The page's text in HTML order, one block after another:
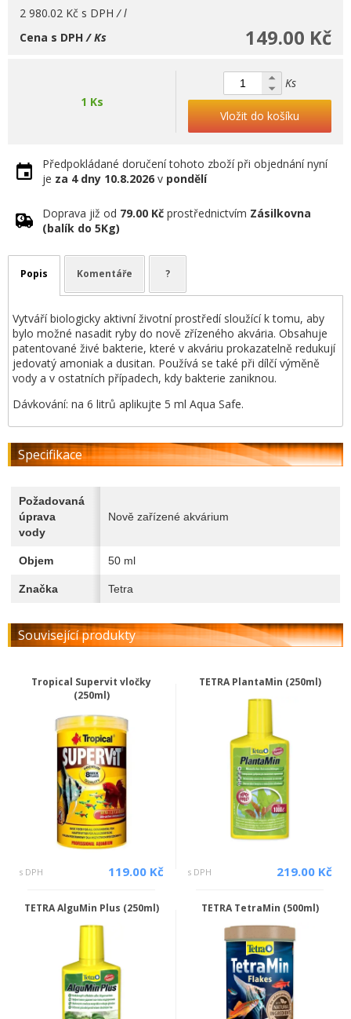
2 980.02 Kč s DPH / l
149.00 Kč
Cena s DPH/ Ks
1 Ks
Ks
Vložit do košíku
Předpokládané doručení tohoto zboží při objednání nyní
je za 4 dny 10.8.2026 v pondělí
Doprava již od 79.00 Kč prostřednictvím Zásilkovna
(balík do 5Kg)
Popis Komentáře ?
Vytváří biologicky aktivní životní prostředí sloužící k tomu, aby
bylo možné nasadit ryby do nově zřízeného akvária. Obsahuje
patentované živé bakterie, které v akváriu prokazatelně redukují
jedovatý amoniak a dusitan. Používá se také při dílčí výměně
vody a v ostatních případech, kdy bakterie zaniknou.
Dávkování: na 6 litrů aplikujte 5 ml Aqua Safe.
Specifikace
Požadovaná
úprava
vody
Nově zařízené akvárium
Objem 50 ml
Značka Tetra
Související produkty
Tropical Supervit vločky
(250ml)
s DPH 119.00 Kč
TETRA PlantaMin (250ml)
s DPH 219.00 Kč
TETRA AlguMin Plus (250ml) TETRA TetraMin (500ml)